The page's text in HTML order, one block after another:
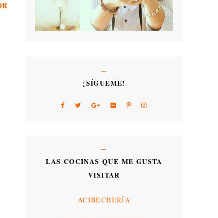
¡SÍGUEME!
LAS COCINAS QUE ME GUSTA
VISITAR
ACIBECHERÍA